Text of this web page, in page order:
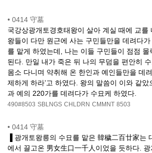
• 0414 守墓
국강상광개토경호태왕이 살아 계실 때에 교를
왕들이 다만 원근에 사는 구민들만을 데려다
를 맡게 하였는데, 나는 이들 구민들이 점점 몰
된다. 만일 내가 죽은 뒤 나의 무덤을 편안히
몸소 다니며 약취해 온 한인과 예인들만을 데
제하게 하라’고 하였다. 왕의 말씀이 이와 같
과 예의 220가를 데려다가 수묘케 하였다.
490#8503 SBLNGS CHLDRN CMMNT 8503
• 0414 守墓
▐ 광개토왕릉의 수묘를 맡은 韓穢二百廿家는
에서 끌고온 男女生口一千人이었을 듯하다.